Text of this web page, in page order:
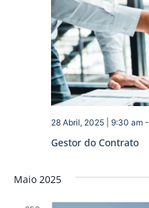
Gestor do Contrato
28 Abril, 2025 | 9:30 am-
Maio 2025